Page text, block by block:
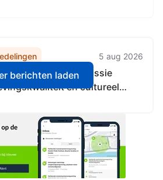
5 aug 2026
Adviescommissie
en cultureel
berichten laden